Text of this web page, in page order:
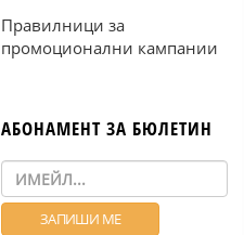
Правилници за
промоционални кампании
АБОНАМЕНТ ЗА БЮЛЕТИН